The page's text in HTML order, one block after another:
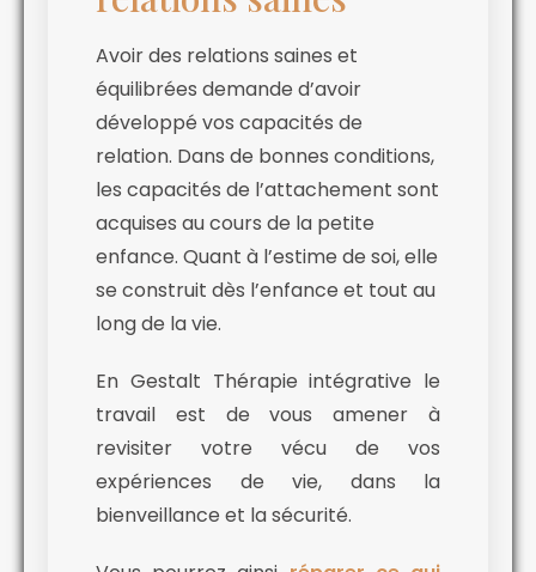
Avoir des relations saines et
équilibrées demande d’avoir
développé vos capacités de
relation. Dans de bonnes conditions,
les capacités de l’attachement sont
acquises au cours de la petite
enfance. Quant à l’estime de soi, elle
se construit dès l’enfance et tout au
long de la vie.
En Gestalt Thérapie intégrative le
travail est de vous amener à
revisiter votre vécu de vos
expériences de vie, dans la
bienveillance et la sécurité.